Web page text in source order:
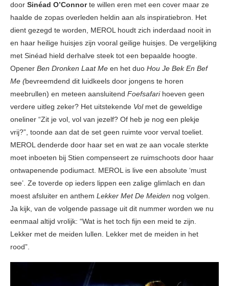
door Sinéad O’Connorte willen eren met een cover maar ze
haalde de zopas overleden heldin aan als inspiratiebron. Het
dient gezegd te worden, MEROL houdt zich inderdaad nooit in
en haar heilige huisjes zijn vooral geilige huisjes. De vergelijking
met Sinéad hield derhalve steek tot een bepaalde hoogte.
Opener Ben Dronken Laat Me en het duo Hou Je Bek En Bef
Me (bevreemdend dit luidkeels door jongens te horen
meebrullen) en meteen aansluitend Foefsafarihoeven geen
verdere uitleg zeker? Het uitstekende Vol met de geweldige
oneliner “Zit je vol, vol van jezelf? Of heb je nog een plekje
vrij?”, toonde aan dat de set geen ruimte voor verval toeliet.
MEROL denderde door haar set en wat ze aan vocale sterkte
moet inboeten bij Stien compenseert ze ruimschoots door haar
ontwapenende podiumact. MEROL is live een absolute ‘must
see’. Ze toverde op ieders lippen een zalige glimlach en dan
moest afsluiter en anthem Lekker Met De Meiden nog volgen.
Ja kijk, van de volgende passage uit dit nummer worden we nu
eenmaal altijd vrolijk: “Wat is het toch fijn een meid te zijn.
Lekker met de meiden lullen. Lekker met de meiden in het
rood”.